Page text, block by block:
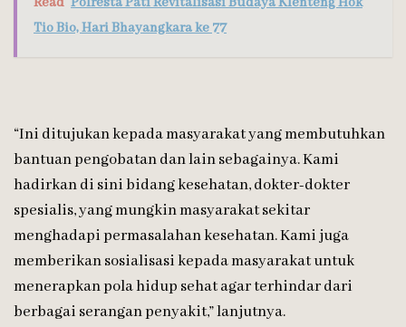
Tio Bio, Hari Bhayangkara ke 77
“Ini ditujukan kepada masyarakat yang membutuhkan
bantuan pengobatan dan lain sebagainya. Kami
hadirkan di sini bidang kesehatan, dokter-dokter
spesialis, yang mungkin masyarakat sekitar
menghadapi permasalahan kesehatan. Kami juga
memberikan sosialisasi kepada masyarakat untuk
menerapkan pola hidup sehat agar terhindar dari
berbagai serangan penyakit,” lanjutnya.